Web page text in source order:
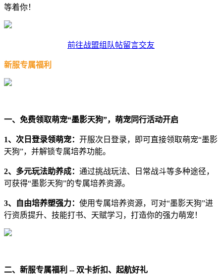
等着你！
前往战盟组队帖留言交友
新服专属福利
一、免费领取萌宠“墨影天狗”，萌宠同行活动开启
1、次日登录领萌宠： 开服次日登录，即可直接领取萌宠“墨影
天狗”，并解锁专属培养功能。
2、多元玩法助养成： 通过挑战玩法、日常战斗等多种途径，
可获得“墨影天狗”的专属培养资源。
3、自由培养塑强力： 使用专属培养资源，可对“墨影天狗”进
行资质提升、技能打书、天赋学习，打造你的强力萌宠！
二、新服专属福利 -- 双卡折扣、起航好礼